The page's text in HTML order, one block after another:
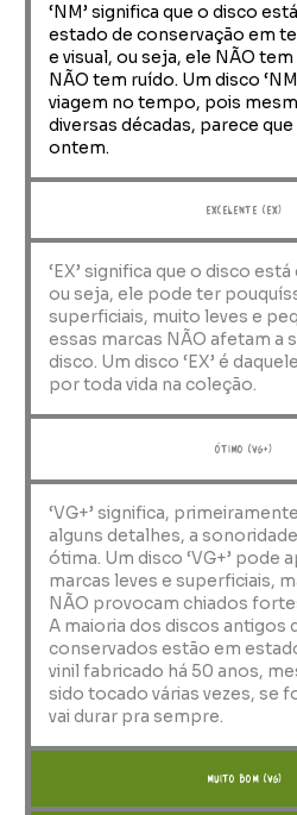
‘NM’ significa que o disco
estado de conservação em
e visual, ou seja, ele NÃO
NÃO tem ruído. Um disco
viagem no tempo, pois
diversas décadas, parece que
ontem.
Excelente (EX)
‘EX’ significa que o disco
ou seja, ele pode ter
superficiais, muito leves e
essas marcas NÃO afetam a
disco. Um disco ‘EX’ é
por toda vida na coleção.
ótimo (VG+)
‘VG+’ significa,
alguns detalhes, a
ótima. Um disco ‘VG+’ pode
marcas leves e superficiais,
NÃO provocam chiados
A maioria dos discos antigos
conservados estão em estado
vinil fabricado há 50 anos,
sido tocado várias vezes, se
vai durar pra sempre.
muito bom (VG)